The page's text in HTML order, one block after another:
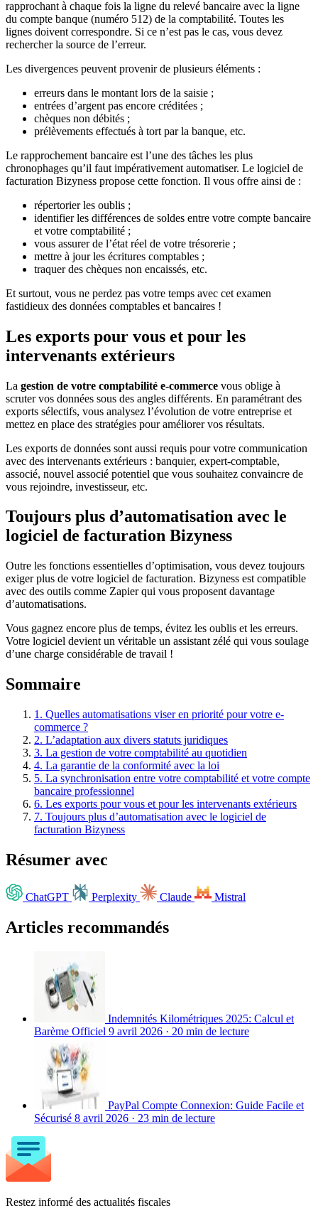
rapprochant à chaque fois la ligne du relevé bancaire avec la ligne
du compte banque (numéro 512) de la comptabilité. Toutes les
lignes doivent correspondre. Si ce n’est pas le cas, vous devez
rechercher la source de l’erreur.
Les divergences peuvent provenir de plusieurs éléments :
erreurs dans le montant lors de la saisie ;
entrées d’argent pas encore créditées ;
chèques non débités ;
prélèvements effectués à tort par la banque, etc.
Le rapprochement bancaire est l’une des tâches les plus
chronophages qu’il faut impérativement automatiser. Le logiciel de
facturation Bizyness propose cette fonction. Il vous offre ainsi de :
répertorier les oublis ;
identifier les différences de soldes entre votre compte bancaire
et votre comptabilité ;
vous assurer de l’état réel de votre trésorerie ;
mettre à jour les écritures comptables ;
traquer des chèques non encaissés, etc.
Et surtout, vous ne perdez pas votre temps avec cet examen
fastidieux des données comptables et bancaires !
Les exports pour vous et pour les
intervenants extérieurs
La gestion de votre comptabilité e-commerce vous oblige à
scruter vos données sous des angles différents. En paramétrant des
exports sélectifs, vous analysez l’évolution de votre entreprise et
mettez en place des stratégies pour améliorer vos résultats.
Les exports de données sont aussi requis pour votre communication
avec des intervenants extérieurs : banquier, expert-comptable,
associé, nouvel associé potentiel que vous souhaitez convaincre de
vous rejoindre, investisseur, etc.
Toujours plus d’automatisation avec le
logiciel de facturation Bizyness
Outre les fonctions essentielles d’optimisation, vous devez toujours
exiger plus de votre logiciel de facturation. Bizyness est compatible
avec des outils comme Zapier qui vous proposent davantage
d’automatisations.
Vous gagnez encore plus de temps, évitez les oublis et les erreurs.
Votre logiciel devient un véritable un assistant zélé qui vous soulage
d’une charge considérable de travail !
Sommaire
1. Quelles automatisations viser en priorité pour votre e-
commerce ?
2. L’adaptation aux divers statuts juridiques
3. La gestion de votre comptabilité au quotidien
4. La garantie de la conformité avec la loi
5. La synchronisation entre votre comptabilité et votre compte
bancaire professionnel
6. Les exports pour vous et pour les intervenants extérieurs
7. Toujours plus d’automatisation avec le logiciel de
facturation Bizyness
Résumer avec
ChatGPT Perplexity Claude Mistral
Articles recommandés
Indemnités Kilométriques 2025: Calcul et
Barème Officiel 9 avril 2026 · 20 min de lecture
PayPal Compte Connexion: Guide Facile et
Sécurisé 8 avril 2026 · 23 min de lecture
Restez informé des actualités fiscales